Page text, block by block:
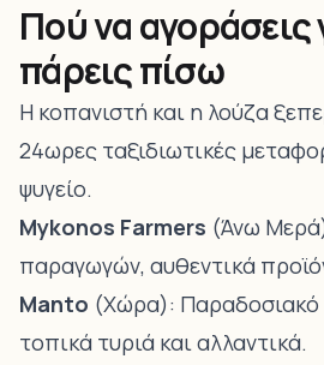
Πού να αγοράσεις
πάρεις πίσω
Η κοπανιστή και η λούζα
24ωρες ταξιδιωτικές
ψυγείο.
Mykonos Farmers (Άνω
παραγωγών, αυθεντικά
Manto (Χώρα): Παραδοσιακό
τοπικά τυριά και αλλαντικά.